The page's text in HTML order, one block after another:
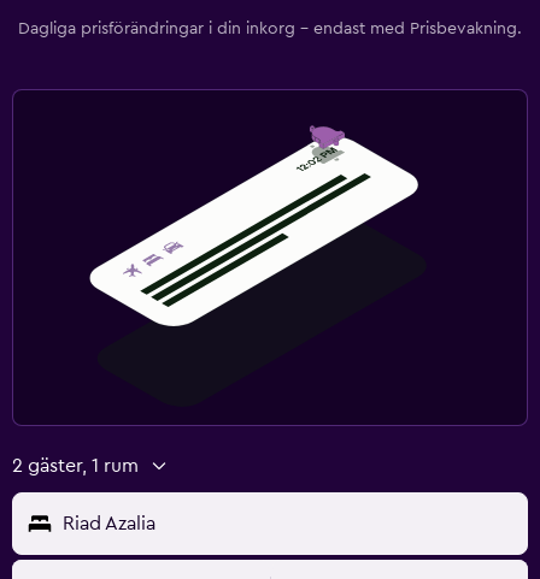
Dagliga prisförändringar i din inkorg – endast med Prisbevakning.
2 gäster, 1 rum
Riad Azalia